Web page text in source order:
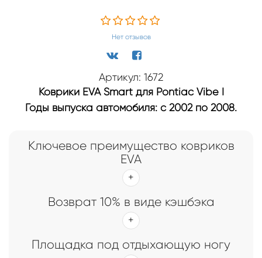
Нет отзывов
Артикул: 1672
Коврики EVA Smart для Pontiac Vibe I
Годы выпуска автомобиля: с 2002 по 2008.
Ключевое преимущество ковриков
EVA
Возврат 10% в виде кэшбэка
Площадка под отдыхающую ногу